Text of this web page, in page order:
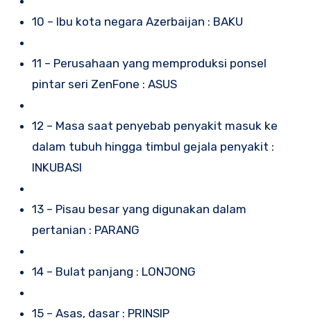
10 – Ibu kota negara Azerbaijan : BAKU
11 – Perusahaan yang memproduksi ponsel
pintar seri ZenFone : ASUS
12 – Masa saat penyebab penyakit masuk ke
dalam tubuh hingga timbul gejala penyakit :
INKUBASI
13 – Pisau besar yang digunakan dalam
pertanian : PARANG
14 – Bulat panjang : LONJONG
15 – Asas, dasar : PRINSIP